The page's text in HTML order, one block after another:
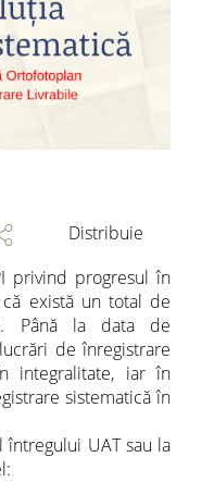
Distribuie
privind progresul în
există un total de
Până la data de
de înregistrare
integralitate, iar în
sistematică în
UAT sau la